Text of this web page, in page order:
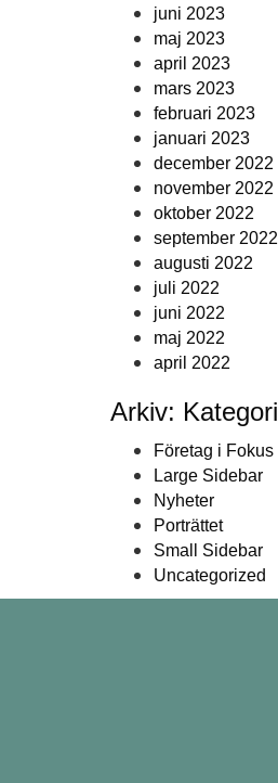
juni 2023
maj 2023
april 2023
mars 2023
februari 2023
januari 2023
december 2022
november 2022
oktober 2022
september 2022
augusti 2022
juli 2022
juni 2022
maj 2022
april 2022
Arkiv: Kategori
Företag i Fokus
Large Sidebar
Nyheter
Porträttet
Small Sidebar
Uncategorized